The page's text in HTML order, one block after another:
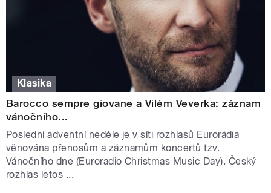
Klasika
Barocco sempre giovane a Vilém Veverka: záznam
vánočního...
Poslední adventní neděle je v síti rozhlasů Eurorádia
věnována přenosům a záznamům koncertů tzv.
Vánočního dne (Euroradio Christmas Music Day). Český
rozhlas letos ...